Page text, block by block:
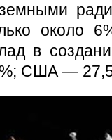
около
в
США —